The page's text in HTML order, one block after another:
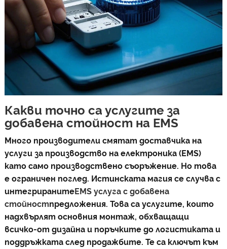
Какви точно са услугите за
добавена стойност на EMS
Много производители смятат доставчика на
услуги за производство на електроника (EMS)
като само производствено съоръжение. Но това
е ограничен поглед. Истинската магия се случва с
интегриранитеEMS услуга с добавена
стойностпредложения. Това са услугите, които
надхвърлят основния монтаж, обхващащи
всичко-от дизайна и поръчките до логистиката и
поддръжката след продажбите. Те са ключът към